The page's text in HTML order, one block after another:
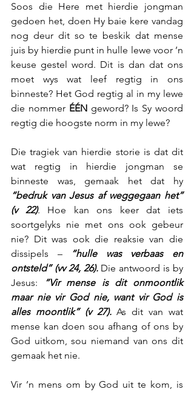
Soos die Here met hierdie jongman
gedoen het, doen Hy baie kere vandag
nog deur dit so te beskik dat mense
juis by hierdie punt in hulle lewe voor ’n
keuse gestel word. Dit is dan dat ons
moet wys wat leef regtig in ons
binneste? Het God regtig al in my lewe
die nommer ÉÉN geword? Is Sy woord
regtig die hoogste norm in my lewe?
Die tragiek van hierdie storie is dat dit
wat regtig in hierdie jongman se
“bedruk van Jesus af weggegaan het”
(v 22). Hoe kan ons keer dat iets
soortgelyks nie met ons ook gebeur
nie? Dit was ook die reaksie van die
dissipels –
“hulle was verbaas en
ontsteld” (vv 24, 26). Die antwoord is by
Jesus:
“Vir mense is dit onmoontlik
maar nie vir God nie, want vir God is
alles moontlik” (v 27). As dit van wat
mense kan doen sou afhang of ons by
God uitkom, sou niemand van ons dit
gemaak het nie.
Vir ’n mens om by God uit te kom, is